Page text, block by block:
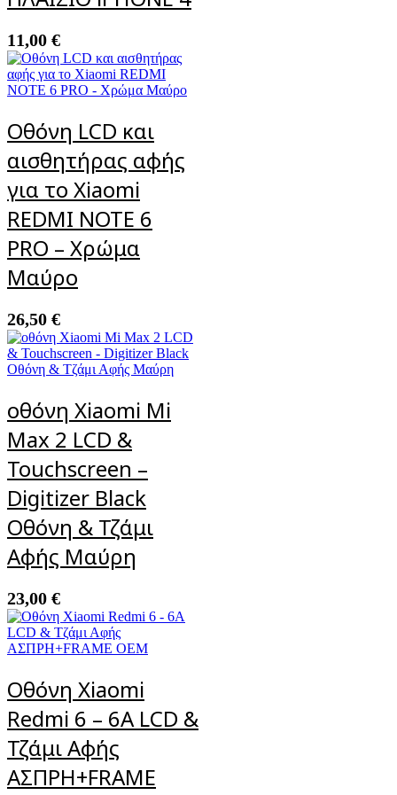
11,00 €
Οθόνη LCD και
αισθητήρας αφής
για το Xiaomi
REDMI NOTE 6
PRO – Χρώμα
Μαύρο
26,50 €
οθόνη Xiaomi Mi
Max 2 LCD &
Touchscreen –
Digitizer Black
Οθόνη & Τζάμι
Αφής Μαύρη
23,00 €
Οθόνη Xiaomi
Redmi 6 – 6A LCD &
Τζάμι Αφής
ΑΣΠΡΗ+FRAME